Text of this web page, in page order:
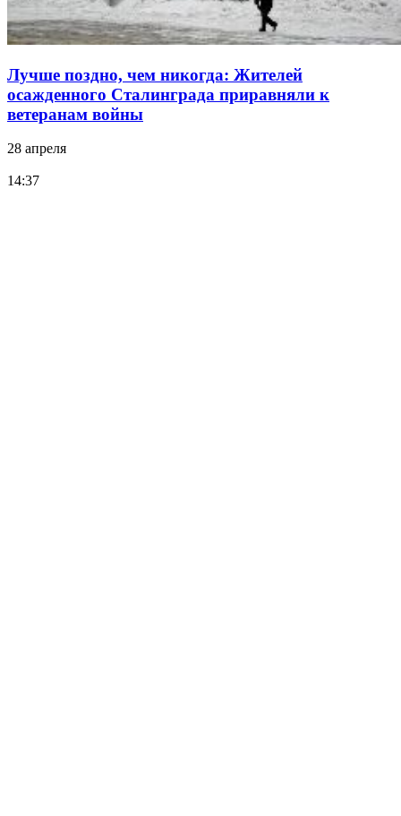
Лучше поздно, чем никогда: Жителей
осажденного Сталинграда приравняли к
ветеранам войны
28 апреля
14:37